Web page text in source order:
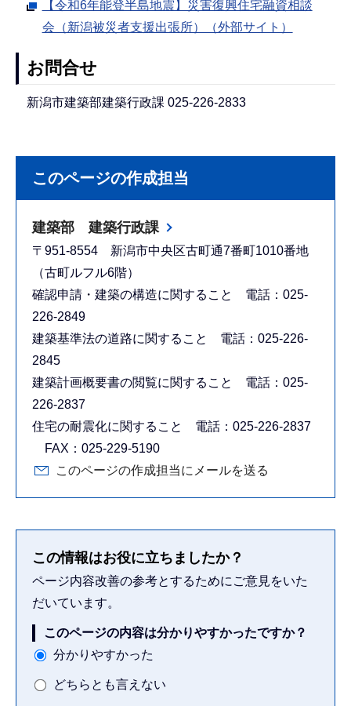
【令和6年能登半島地震】災害復興住宅融資相談
会（新潟被災者支援出張所）（外部サイト）
お問合せ
新潟市建築部建築行政課 025-226-2833
このページの作成担当
建築部 建築行政課
〒951-8554 新潟市中央区古町通7番町1010番地
（古町ルフル6階）
確認申請・建築の構造に関すること 電話：025-
226-2849
建築基準法の道路に関すること 電話：025-226-
2845
建築計画概要書の閲覧に関すること 電話：025-
226-2837
住宅の耐震化に関すること 電話：025-226-2837
FAX：025-229-5190
このページの作成担当にメールを送る
この情報はお役に立ちましたか？
ページ内容改善の参考とするためにご意見をいた
だいています。
このページの内容は分かりやすかったですか？
分かりやすかった
どちらとも言えない